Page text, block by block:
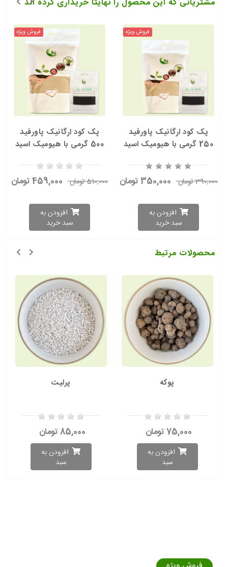
مشتریانی که این محصول را نهایتا خریداری کرده اند
فروش ویژه
پک کود ارگانیک پاورفید
250 گرمی با هیومیک اسید
390,000 تومان 350,000 تومان
افزودن به
سبد خرید
فروش ویژه
پک کود ارگانیک پاورفید
500 گرمی با هیومیک اسید
510,000 تومان 459,000 تومان
افزودن به
سبد خرید
محصولات مرتبط
پوکه
75,000 تومان
افزودن به
سبد
پرلیت
85,000 تومان
افزودن به
سبد